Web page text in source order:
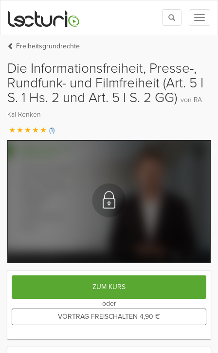
Toggle
search
Freiheitsgrundrechte
Die Informationsfreiheit, Presse-,
Rundfunk- und Filmfreiheit (Art. 5 I
S. 1 Hs. 2 und Art. 5 I S. 2 GG) von RA
Kai Renken
(1)
ZUM KURS
oder
VORTRAG FREISCHALTEN 4,90 €